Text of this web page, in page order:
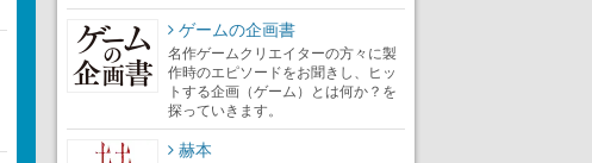
ゲームの企画書
名作ゲームクリエイターの方々に製
作時のエピソードをお聞きし、ヒッ
トする企画（ゲーム）とは何か？を
探っていきます。
赫本